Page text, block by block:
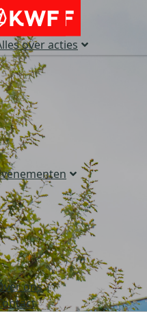
over acties
ons